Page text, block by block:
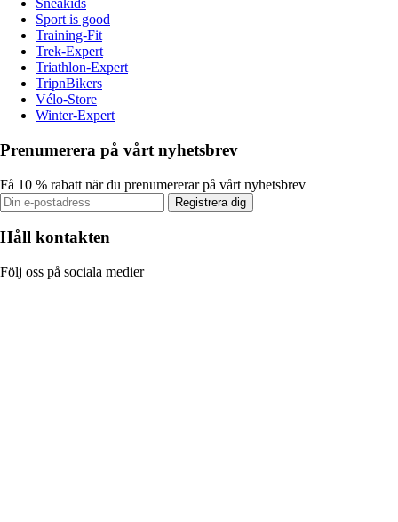
Sneakids
Sport is good
Training-Fit
Trek-Expert
Triathlon-Expert
TripnBikers
Vélo-Store
Winter-Expert
Prenumerera på vårt nyhetsbrev
Få 10 % rabatt när du prenumererar på vårt nyhetsbrev
Registrera dig
Håll kontakten
Följ oss på sociala medier